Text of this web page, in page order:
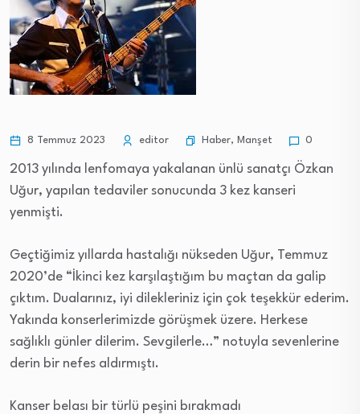
8 Temmuz 2023 editor Haber, Manşet 0
2013 yılında lenfomaya yakalanan ünlü sanatçı Özkan
Uğur, yapılan tedaviler sonucunda 3 kez kanseri
yenmişti.
Geçtiğimiz yıllarda hastalığı nükseden Uğur, Temmuz
2020’de “İkinci kez karşılaştığım bu maçtan da galip
çıktım. Dualarınız, iyi dilekleriniz için çok teşekkür ederim.
Yakında konserlerimizde görüşmek üzere. Herkese
sağlıklı günler dilerim. Sevgilerle…” notuyla sevenlerine
derin bir nefes aldırmıştı.
Kanser belası bir türlü peşini bırakmadı